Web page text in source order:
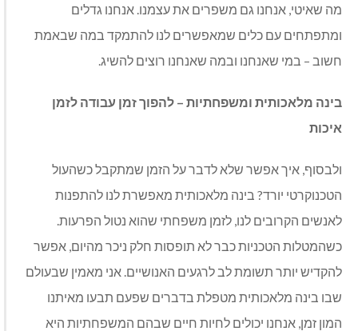
מה שאיטי, אנחנו גם משפרים את עצמנו. אנחנו גדלים
ומתפתחים עם כלים שמאפשרים לנו להתמקד במה שבאמת
חשוב – במי שאנחנו ובמה שאנחנו רוצים להשיג.
בינה מלאכותית ומשפחתיות – להפוך זמן עבודה לזמן
איכות
ולבסוף, איך אפשר שלא לדבר על הזמן שמתקבל כשהעול
הטכנוקרטי יורד? בינה מלאכותית מאפשרת לנו להתפנות
לאנשים הקרובים לנו, לזמן משפחתי שהוא נטול הפרעות.
כשהמטלות הטכניות כבר לא תופסות חלק ניכר מהיום, אפשר
להקדיש יותר תשומת לב לרגעים האנושיים. אני מאמין שבעולם
שבו בינה מלאכותית מטפלת בדברים שפעם תבעו מאיתנו
המון זמן, אנחנו יכולים לחיות חיים שבהם המשפחתיות היא